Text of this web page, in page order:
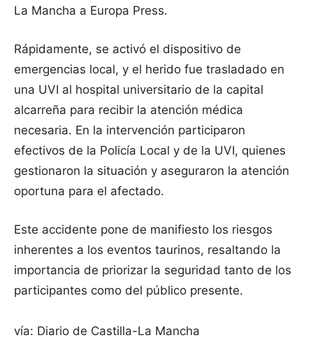
La Mancha a Europa Press.
Rápidamente, se activó el dispositivo de
emergencias local, y el herido fue trasladado en
una UVI al hospital universitario de la capital
alcarreña para recibir la atención médica
necesaria. En la intervención participaron
efectivos de la Policía Local y de la UVI, quienes
gestionaron la situación y aseguraron la atención
oportuna para el afectado.
Este accidente pone de manifiesto los riesgos
inherentes a los eventos taurinos, resaltando la
importancia de priorizar la seguridad tanto de los
participantes como del público presente.
vía: Diario de Castilla-La Mancha